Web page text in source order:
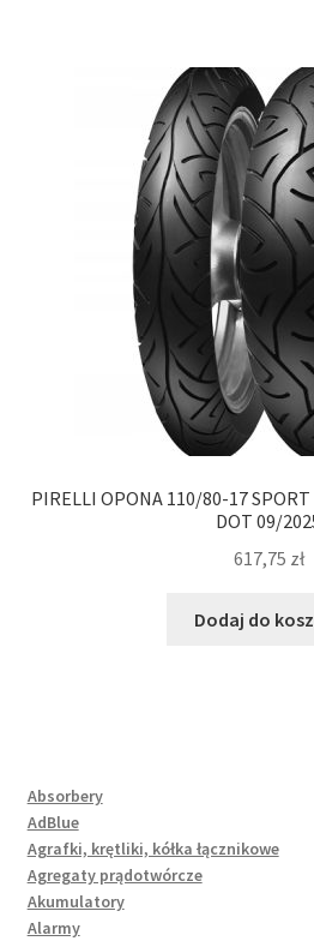
PIRELLI OPONA 110/80-17
DOT 09/
617,75 zł
Dodaj do
Absorbery
AdBlue
Agrafki, krętliki, kółka łącznikowe
Agregaty prądotwórcze
Akumulatory
Alarmy